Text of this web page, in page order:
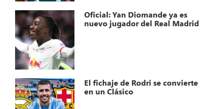
Oficial: Yan Diomande ya es
nuevo jugador del Real Madrid
El fichaje de Rodri se convierte
en un Clásico